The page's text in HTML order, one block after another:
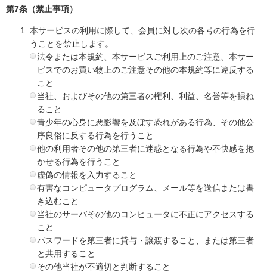
第7条（禁止事項）
本サービスの利用に際して、会員に対し次の各号の行為を行
うことを禁止します。
法令または本規約、本サービスご利用上のご注意、本サー
ビスでのお買い物上のご注意その他の本規約等に違反する
こと
当社、およびその他の第三者の権利、利益、名誉等を損ね
ること
青少年の心身に悪影響を及ぼす恐れがある行為、その他公
序良俗に反する行為を行うこと
他の利用者その他の第三者に迷惑となる行為や不快感を抱
かせる行為を行うこと
虚偽の情報を入力すること
有害なコンピュータプログラム、メール等を送信または書
き込むこと
当社のサーバその他のコンピュータに不正にアクセスする
こと
パスワードを第三者に貸与・譲渡すること、または第三者
と共用すること
その他当社が不適切と判断すること